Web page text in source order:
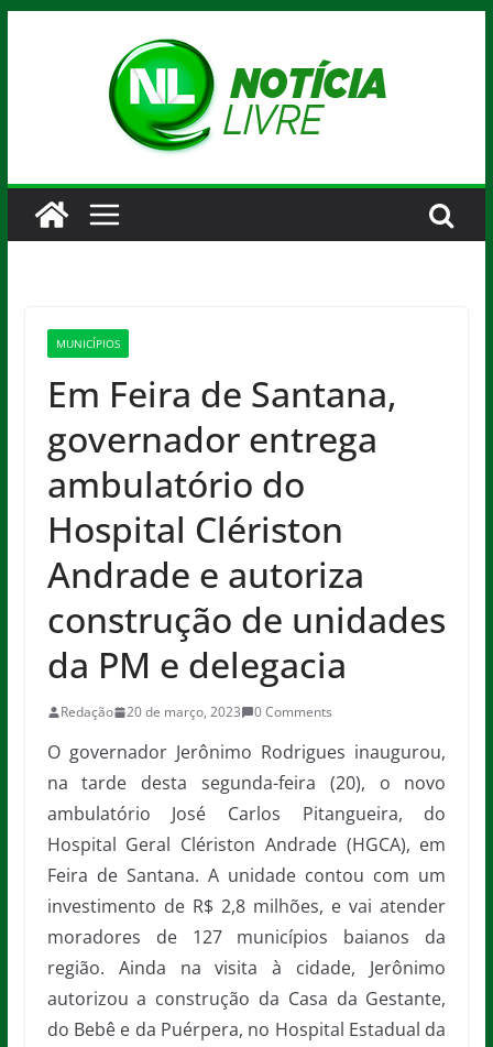
MUNICÍPIOS
Em Feira de Santana,
governador entrega
ambulatório do
Hospital Clériston
Andrade e autoriza
construção de unidades
da PM e delegacia
Redação 20 de março, 2023 0 Comments
O governador Jerônimo Rodrigues inaugurou,
na tarde desta segunda-feira (20), o novo
ambulatório José Carlos Pitangueira, do
Hospital Geral Clériston Andrade (HGCA), em
Feira de Santana. A unidade contou com um
investimento de R$ 2,8 milhões, e vai atender
moradores de 127 municípios baianos da
região. Ainda na visita à cidade, Jerônimo
autorizou a construção da Casa da Gestante,
do Bebê e da Puérpera, no Hospital Estadual da